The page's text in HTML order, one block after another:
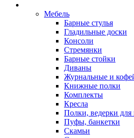
Мебель
Барные стулья
Гладильные доски
Консоли
Стремянки
Барные стойки
Диваны
Журнальные и
Книжные полки
Комплекты
Кресла
Полки, ведерки
Пуфы, банкетки
Скамьи